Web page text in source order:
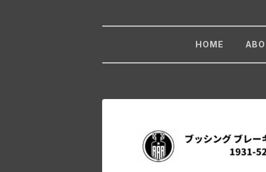
HOME